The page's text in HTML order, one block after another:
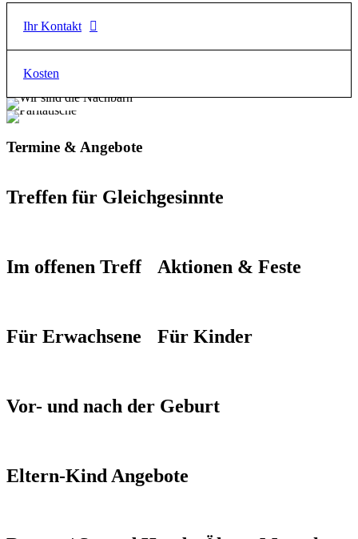
Ihr Kontakt
mail@fz-ush.de
Kosten
Termine & Angebote
Treffen für Gleichgesinnte
Im offenen Treff Aktionen & Feste
Für Erwachsene Für Kinder
Vor- und nach der Geburt
Eltern-Kind Angebote